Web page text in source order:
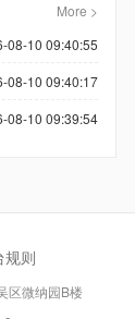
More >
08-10 09:40:55
08-10 09:40:17
08-10 09:39:54
规则
区微纳园B楼